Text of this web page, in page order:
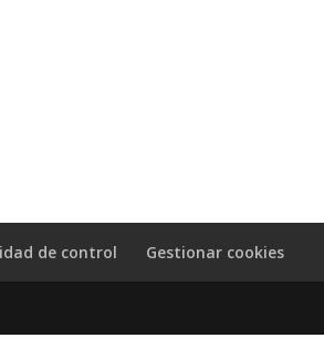
de control Gestionar cookies